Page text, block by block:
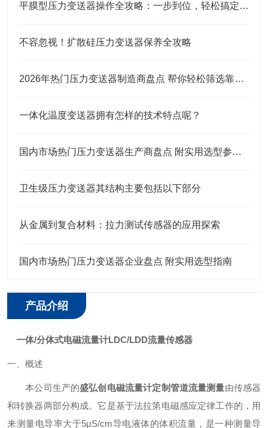
平膜型压力变送器操作全攻略：一步到位，轻松搞定实操细节
不容忽视！扩散硅压力变送器保养全攻略
2026年热门压力变送器制造商盘点 帮你轻松筛选靠谱合作厂商
一体化温度变送器拥有怎样的技术特点呢？
国内市场热门压力变送器生产商盘点 附实用选型参考指南
卫生级压力变送器其结构主要包括以下部分
从金属到复合材料：拉力测试传感器的应用探索
国内市场热门压力变送器企业盘点 附实用选型指南
产品介绍
一体/分体式电磁流量计LDC/LDD流量传感器
一、概述
本公司生产的盛弘创电磁流量计定制管道流量测量由传感器
和转换器两部分构成。它是基于法拉第电磁感应定律工作的，用
来测量电导率大于5μS/cm导电液体的体积流量，是一种测量导